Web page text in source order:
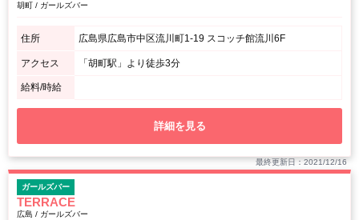
胡町 / ガールズバー
住所 広島県広島市中区流川町1-19 スコッチ館流川6F
アクセス 「胡町駅」より徒歩3分
給料/時給
詳細を見る
最終更新日：2021/12/16
ガールズバー
TERRACE
広島 / ガールズバー